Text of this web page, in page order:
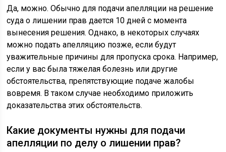
Да, можно. Обычно для подачи апелляции на решение
суда о лишении прав дается 10 дней с момента
вынесения решения. Однако, в некоторых случаях
можно подать апелляцию позже, если будут
уважительные причины для пропуска срока. Например,
если у вас была тяжелая болезнь или другие
обстоятельства, препятствующие подаче жалобы
вовремя. В таком случае необходимо приложить
доказательства этих обстоятельств.
Какие документы нужны для подачи
апелляции по делу о лишении прав?